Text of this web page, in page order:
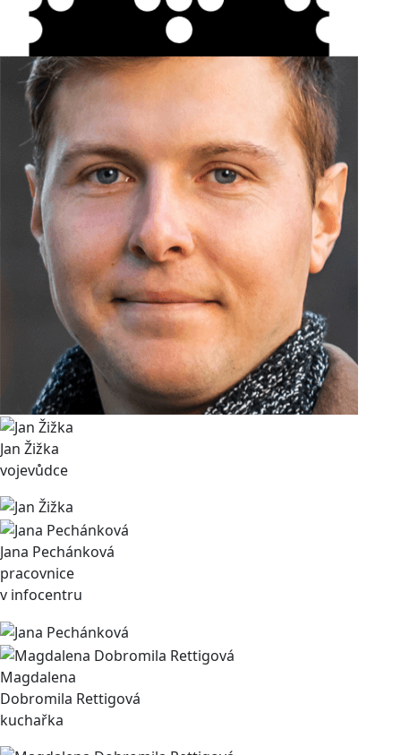
Jan Žižka
vojevůdce
Jana Pechánková
pracovnice
v infocentru
Magdalena
Dobromila Rettigová
kuchařka